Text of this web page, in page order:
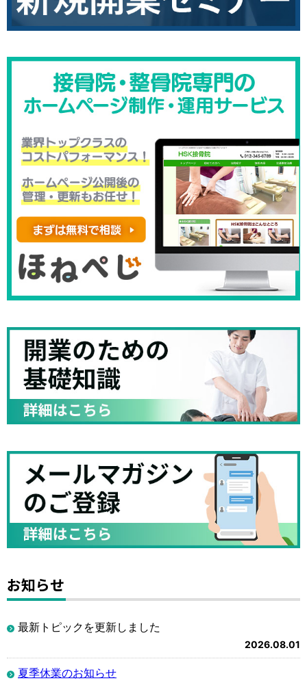
お知らせ
最新トピックを更新しました
2026.08.01
夏季休業のお知らせ